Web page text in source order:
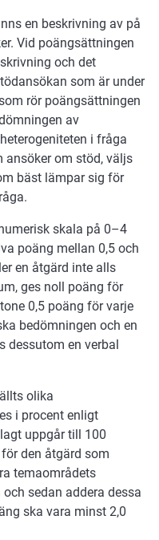
en beskrivning av på
Vid poängsättningen
och det
som är under
rör poängsättningen
av
i fråga
ansöker om stöd, väljs
bäst lämpar sig för
skala på 0–4
poäng mellan 0,5 och
en åtgärd inte alls
ges noll poäng för
0,5 poäng för varje
bedömningen och en
dessutom en verbal
olika
i procent enligt
uppgår till 100
den åtgärd som
temaområdets
sedan addera dessa
ska vara minst 2,0